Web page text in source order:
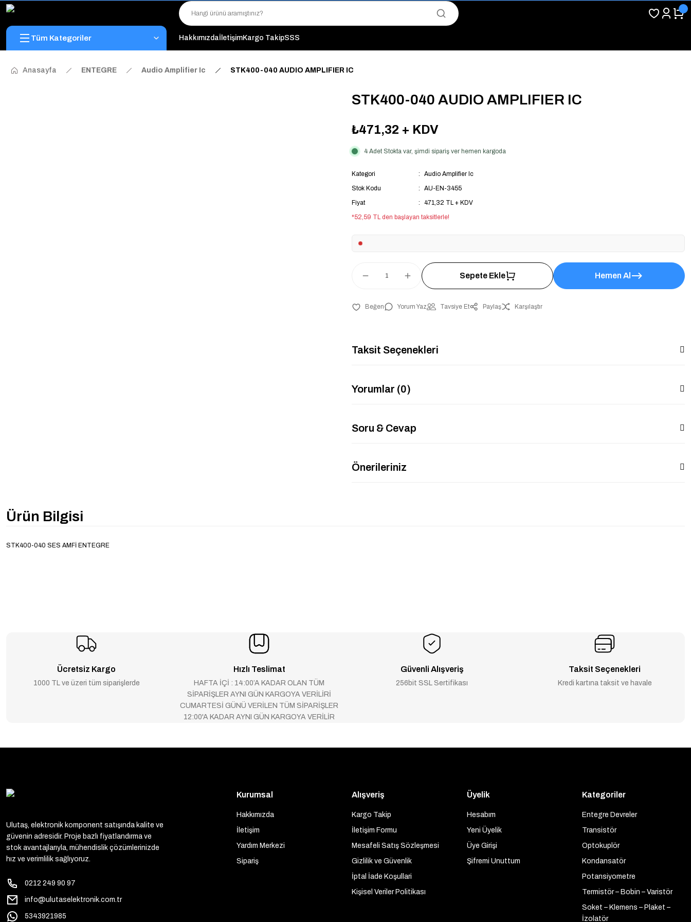
"Toptan Fiyatına Perakende Satış Avantajını Kaçırmayın!"
"Üyelere Özel: Stok Önceliği ve Proje Fiyatları."
Tüm Kategoriler HakkımızdaİletişimKargo TakipSSS
Anasayfa ENTEGRE Audio Amplifier Ic STK400-040 AUDIO AMPLIFIER IC
STK400-040 AUDIO AMPLIFIER IC
₺471,32 + KDV
4 Adet Stokta var, şimdi sipariş ver hemen kargoda
Kategori
Audio Amplifier Ic
Stok Kodu
AU-EN-3455
Fiyat
471,32 TL + KDV
*52,59 TL den başlayan taksitlerle!
Sepete Ekle Hemen Al
Yorum Yaz Tavsiye Et Paylaş Karşılaştır
Taksit Seçenekleri
Yorumlar (0)
Soru & Cevap
Önerileriniz
Ürün Bilgisi
STK400-040 SES AMFİ ENTEGRE
Ücretsiz Kargo
1000 TL ve üzeri tüm siparişlerde
Hızlı Teslimat
HAFTA İÇİ : 14:00’A KADAR OLAN TÜM
SİPARİŞLER AYNI GÜN KARGOYA VERİLİRİ
CUMARTESİ GÜNÜ VERİLEN TÜM SİPARİŞLER
12:00'A KADAR AYNI GÜN KARGOYA VERİLİR
Güvenli Alışveriş
256bit SSL Sertifikası
Taksit Seçenekleri
Kredi kartına taksit ve havale
Ulutaş, elektronik komponent satışında kalite ve
güvenin adresidir. Proje bazlı fiyatlandırma ve
stok avantajlarıyla, mühendislik çözümlerinizde
hız ve verimlilik sağlıyoruz.
0212 249 90 97
info@ulutaselektronik.com.tr
5343921985
Kurumsal
Hakkımızda
İletişim
Yardım Merkezi
Sipariş
Alışveriş
Kargo Takip
İletişim Formu
Mesafeli Satış Sözleşmesi
Gizlilik ve Güvenlik
İptal İade Koşullari
Kişisel Veriler Politikası
Üyelik
Hesabım
Yeni Üyelik
Üye Girişi
Şifremi Unuttum
Kategoriler
Entegre Devreler
Transistör
Optokuplör
Kondansatör
Potansiyometre
Termistör – Bobin – Varistör
Soket – Klemens – Plaket –
İzolatör